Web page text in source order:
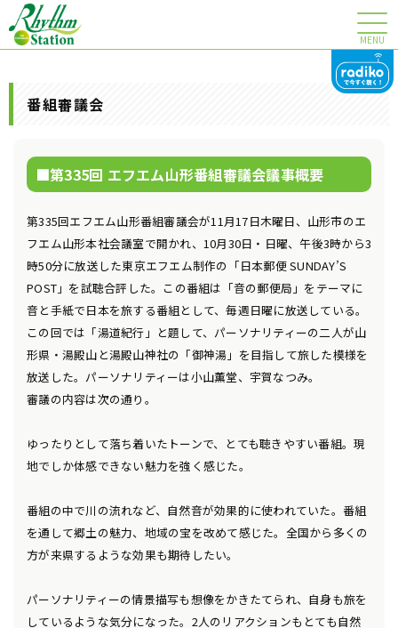
MENU
番組審議会
第335回 エフエム山形番組審議会議事概要
第335回エフエム山形番組審議会が11月17日木曜日、山形市のエ
フエム山形本社会議室で開かれ、10月30日・日曜、午後3時から3
時50分に放送した東京エフエム制作の「日本郵便 SUNDAY’S
POST」を試聴合評した。この番組は「音の郵便局」をテーマに
音と手紙で日本を旅する番組として、毎週日曜に放送している。
この回では「湯道紀行」と題して、パーソナリティーの二人が山
形県・湯殿山と湯殿山神社の「御神湯」を目指して旅した模様を
放送した。パーソナリティーは小山薫堂、宇賀なつみ。
審議の内容は次の通り。
ゆったりとして落ち着いたトーンで、とても聴きやすい番組。現
地でしか体感できない魅力を強く感じた。
番組の中で川の流れなど、自然音が効果的に使われていた。番組
を通して郷土の魅力、地域の宝を改めて感じた。全国から多くの
方が来県するような効果も期待したい。
パーソナリティーの情景描写も想像をかきたてられ、自身も旅を
しているような気分になった。2人のリアクションもとても自然